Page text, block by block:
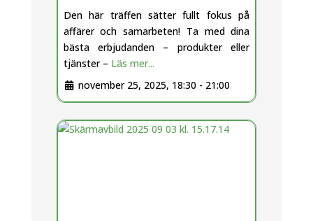
Den här träffen sätter fullt fokus på
affärer och samarbeten! Ta med dina
bästa erbjudanden – produkter eller
tjänster – Läs mer...
november 25, 2025, 18:30 - 21:00